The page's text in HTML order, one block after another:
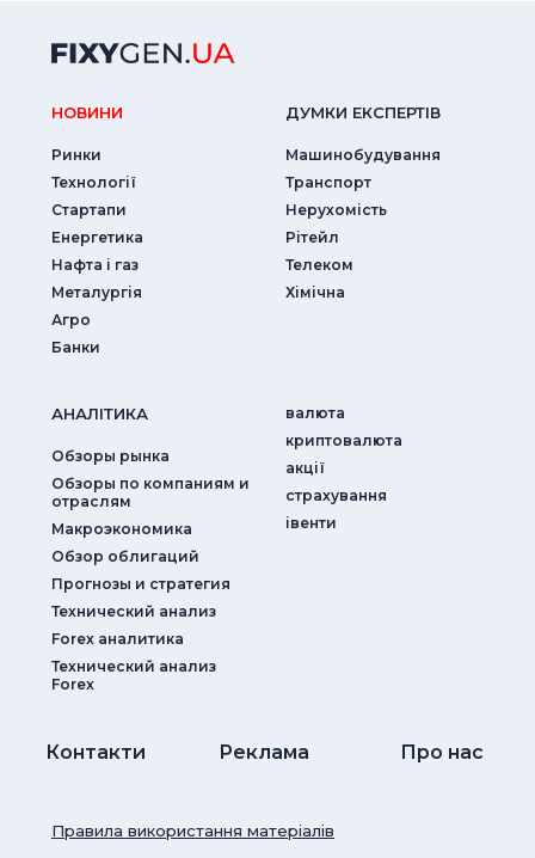
НОВИНИ
Ринки
Технології
Стартапи
Енергетика
Нафта і газ
Металургія
Агро
Банки
ДУМКИ ЕКСПЕРТIВ
Машинобудування
Транспорт
Нерухомість
Рітейл
Телеком
Хімічна
АНАЛIТИКА
Обзоры рынка
Обзоры по компаниям и
отраслям
Макроэкономика
Обзор облигаций
Прогнозы и стратегия
Технический анализ
Forex аналитика
Технический анализ
Forex
валюта
криптовалюта
акції
страхування
iвенти
Контакти Реклама Про нас
Правила використання матеріалів